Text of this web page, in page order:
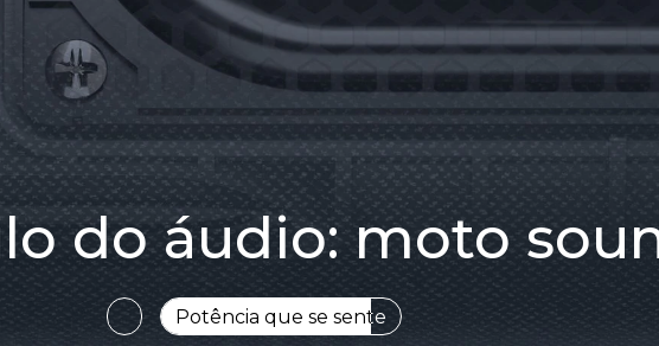
do áudio: moto
Afinado à perfeição